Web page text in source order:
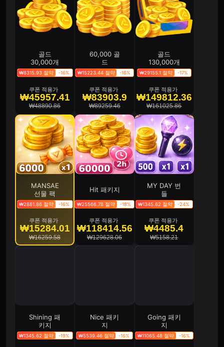
골드
30,000개
₩8315.93 절약 -16%
쿠폰 적용가
₩45957.41
₩48890.86
60,000 골
드
₩15223.44 절약 -16%
쿠폰 적용가
₩83903.9
₩89259.46
골드
130,000개
₩29155.1 절약 -17%
쿠폰 적용가
₩149812.36
₩161025.86
MANSAE
선물 팩
₩2881.86 절약 -16%
쿠폰 적용가
₩15284.01
₩16259.58
Hit 패키지
₩25566.78 절약 -18%
쿠폰 적용가
₩118414.56
₩129628.06
MY DAY 번
들
₩1345.62 절약 -24%
쿠폰 적용가
₩4485.4
₩5158.21
Shining 패
키지
₩1345.62 절약 -19%
Nice 패키
지
₩5539.46 절약 -16%
Going 패키
지
₩11065.48 절약 -16%